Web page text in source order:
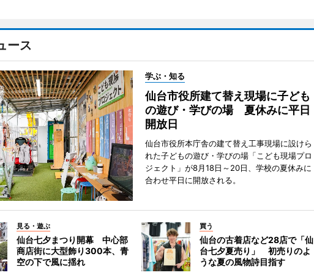
ース
学ぶ・知る
仙台市役所建て替え現場に子ども
の遊び・学びの場 夏休みに平日
開放日
仙台市役所本庁舎の建て替え工事現場に設けら
れた子どもの遊び・学びの場「こども現場プロ
ジェクト」が8月18日～20日、学校の夏休みに
合わせ平日に開放される。
見る・遊ぶ
仙台七夕まつり開幕 中心部
商店街に大型飾り300本、青
空の下で風に揺れ
買う
仙台の古着店など28店で「仙
台七夕夏売り」 初売りのよ
うな夏の風物詩目指す